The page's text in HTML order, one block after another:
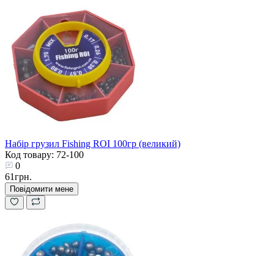
Набір грузил Fishing ROI 100гр (великий)
Код товару: 72-100
0
61грн.
Повідомити мене